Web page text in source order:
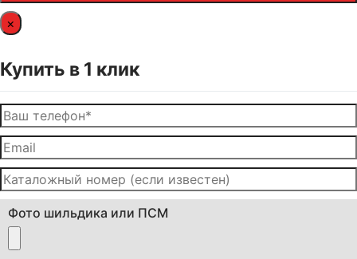
×
Купить в 1 клик
Фото шильдика или ПСМ